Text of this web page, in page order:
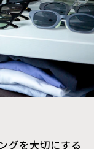
グを大切にする